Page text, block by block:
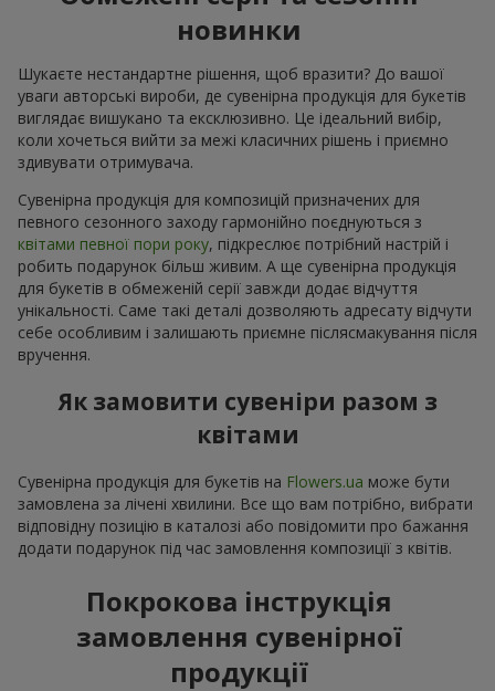
новинки
Шукаєте нестандартне рішення, щоб вразити? До вашої
уваги авторські вироби, де сувенірна продукція для букетів
виглядає вишукано та ексклюзивно. Це ідеальний вибір,
коли хочеться вийти за межі класичних рішень і приємно
здивувати отримувача.
Сувенірна продукція для композицій призначених для
певного сезонного заходу гармонійно поєднуються з
квітами певної пори року, підкреслює потрібний настрій і
робить подарунок більш живим. А ще сувенірна продукція
для букетів в обмеженій серії завжди додає відчуття
унікальності. Саме такі деталі дозволяють адресату відчути
себе особливим і залишають приємне післясмакування після
вручення.
Як замовити сувеніри разом з
квітами
Сувенірна продукція для букетів на Flowers.ua може бути
замовлена за лічені хвилини. Все що вам потрібно, вибрати
відповідну позицію в каталозі або повідомити про бажання
додати подарунок під час замовлення композиції з квітів.
Покрокова інструкція
замовлення сувенірної
продукції